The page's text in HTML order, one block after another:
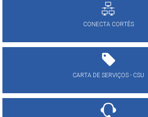
CONECTA CORTÊS
CARTA DE SERVIÇOS - CSU